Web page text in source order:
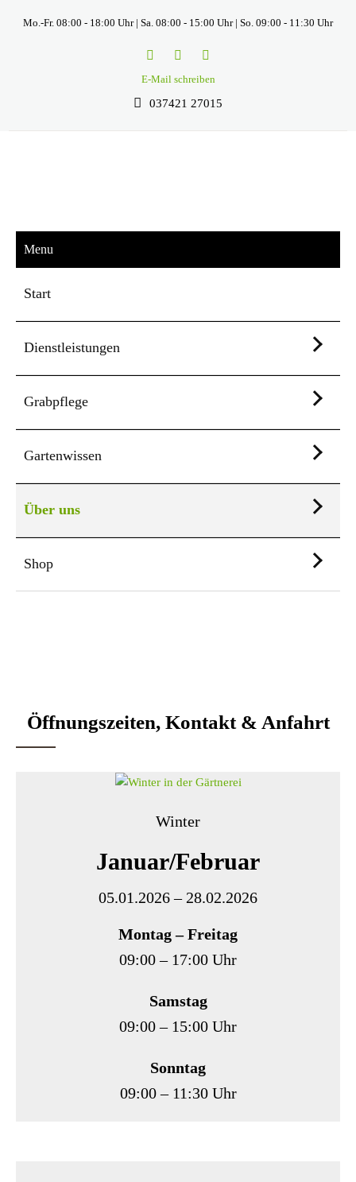
Mo.-Fr. 08:00 - 18:00 Uhr | Sa. 08:00 - 15:00 Uhr | So. 09:00 - 11:30 Uhr
E-Mail schreiben
037421 27015
Menu
Start
Dienstleistungen
Grabpflege
Gartenwissen
Über uns
Shop
Öffnungszeiten, Kontakt & Anfahrt
Winter
Januar/Februar
05.01.2026 – 28.02.2026
Montag – Freitag
09:00 – 17:00 Uhr
Samstag
09:00 – 15:00 Uhr
Sonntag
09:00 – 11:30 Uhr